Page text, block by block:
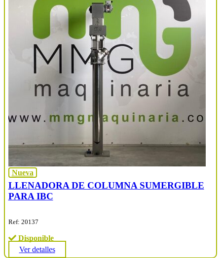
Nueva
LLENADORA DE COLUMNA SUMERGIBLE
PARA IBC
Ref: 20137
Disponible
Ver detalles